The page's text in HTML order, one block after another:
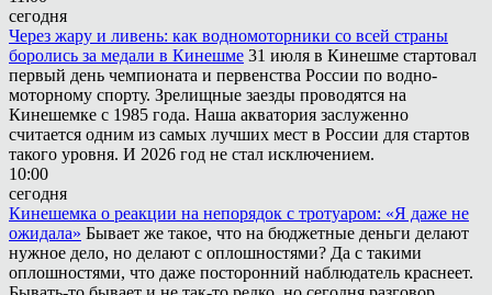
сегодня
Через жару и ливень: как водномоторники со всей страны
боролись за медали в Кинешме 31 июля в Кинешме стартовал
первый день чемпионата и первенства России по водно-
моторному спорту. Зрелищные заезды проводятся на
Кинешемке с 1985 года. Наша акватория заслуженно
считается одним из самых лучших мест в России для стартов
такого уровня. И 2026 год не стал исключением.
10:00
сегодня
Кинешемка о реакции на непорядок с тротуаром: «Я даже не
ожидала» Бывает же такое, что на бюджетные деньги делают
нужное дело, но делают с оплошностями? Да с такими
оплошностями, что даже посторонний наблюдатель краснеет.